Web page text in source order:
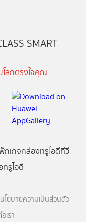
SMART
ลกตรงใจคุณ
กเกจกล่องทรูไอดีทีวี
ทรูไอดี
นโยบายความเป็นส่วนตัว
เรา